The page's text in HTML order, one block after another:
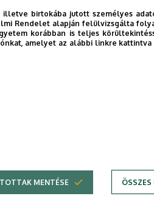
Master or PhD program
birtokába jutott személyes
Rendelet alapján felülvizsgálta
korábban is teljes
amelyet az alábbi linkre
MENTÉSE